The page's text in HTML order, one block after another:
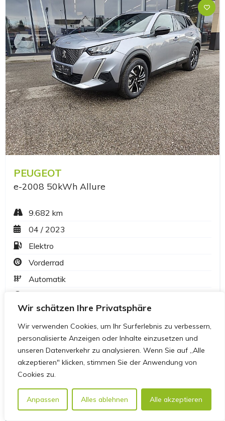
Wir schätzen Ihre Privatsphäre
Wir verwenden Cookies, um Ihr Surferlebnis zu verbessern,
personalisierte Anzeigen oder Inhalte einzusetzen und
unseren Datenverkehr zu analysieren. Wenn Sie auf „Alle
akzeptieren" klicken, stimmen Sie der Anwendung von
Cookies zu.
Anpassen Alles ablehnen Alle akzeptieren